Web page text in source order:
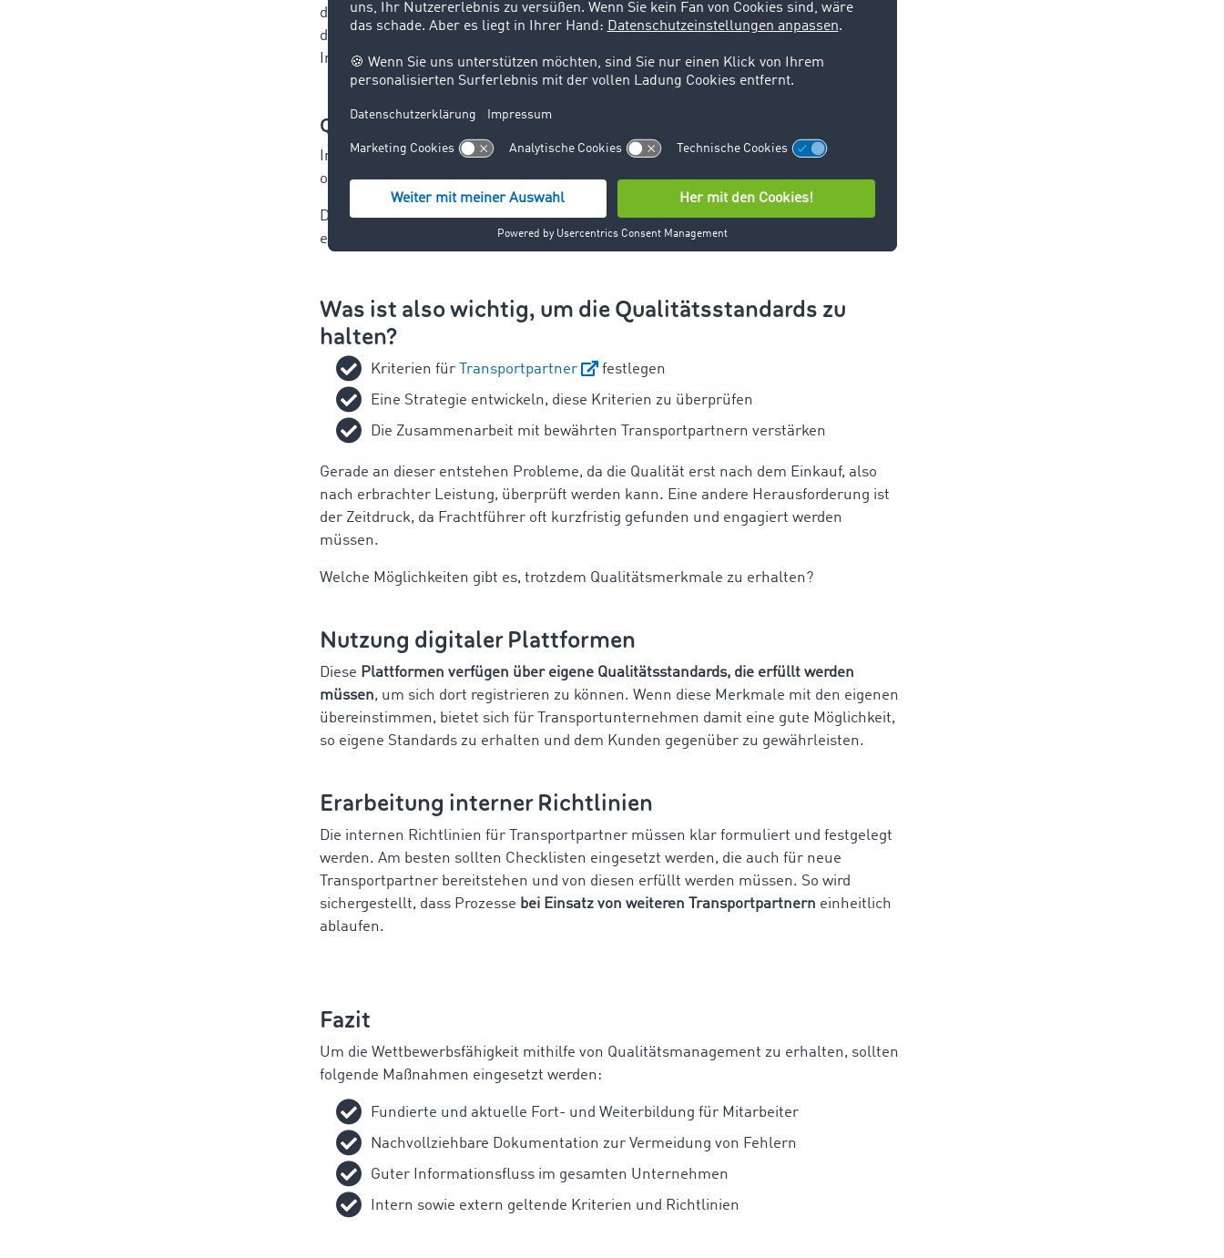
die Mitarbeiter gesendet werden. Auf mobilen Geräten sind die Inhalte ebenfalls
dauerhaft verfügbar. Der Administrator kann zudem jederzeit nachvollziehen, ob die
Informationen gelesen und bearbeitet wurden.
Qualitätsmanagement für externe Aufträge
In der Speditionsbranche werden oft weitere Transportpartner eingesetzt, um eine
optimale Auslastung zu erreichen und keine Aufträge zu verlieren.
Die Qualität kann schnell leiden, wenn die Partner die eigenen Standards nicht
erfüllen können.
Was ist also wichtig, um die Qualitätsstandards zu
halten?
Kriterien für Transportpartner
festlegen
Eine Strategie entwickeln, diese Kriterien zu überprüfen
Die Zusammenarbeit mit bewährten Transportpartnern verstärken
Gerade an dieser entstehen Probleme, da die Qualität erst nach dem Einkauf, also
nach erbrachter Leistung, überprüft werden kann. Eine andere Herausforderung ist
der Zeitdruck, da Frachtführer oft kurzfristig gefunden und engagiert werden
müssen.
Welche Möglichkeiten gibt es, trotzdem Qualitätsmerkmale zu erhalten?
Nutzung digitaler Plattformen
Diese Plattformen verfügen über eigene Qualitätsstandards, die erfüllt werden
müssen, um sich dort registrieren zu können. Wenn diese Merkmale mit den eigenen
übereinstimmen, bietet sich für Transportunternehmen damit eine gute Möglichkeit,
so eigene Standards zu erhalten und dem Kunden gegenüber zu gewährleisten.
Erarbeitung interner Richtlinien
Die internen Richtlinien für Transportpartner müssen klar formuliert und festgelegt
werden. Am besten sollten Checklisten eingesetzt werden, die auch für neue
Transportpartner bereitstehen und von diesen erfüllt werden müssen. So wird
sichergestellt, dass Prozesse bei Einsatz von weiteren Transportpartnern einheitlich
ablaufen.
Fazit
Um die Wettbewerbsfähigkeit mithilfe von Qualitätsmanagement zu erhalten, sollten
folgende Maßnahmen eingesetzt werden:
Fundierte und aktuelle Fort- und Weiterbildung für Mitarbeiter
Nachvollziehbare Dokumentation zur Vermeidung von Fehlern
Guter Informationsfluss im gesamten Unternehmen
Intern sowie extern geltende Kriterien und Richtlinien